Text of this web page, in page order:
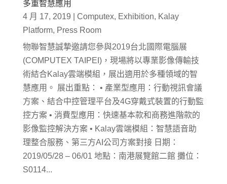
多重智慧應用
4 月 17, 2019
Computex, Exhibition, Kalay
Platform, Press Room
物聯智慧誠摯邀請您參與2019台北國際電腦展
(COMPUTEX TAIPEI)，現場將以專業影像傳輸技
術結合Kalay雲端模組，展出適用於多種領域的智
慧應用。 展出重點： • 產業型應用：行動視訊會議
方案、結合中控管理平台及4G穿戴式裝置的行動監
控方案 • 消費型應用：快速基本款和商務進階款的
影像監控解決方案 • Kalay雲端模組：智慧語音助
理整合服務、第三方AI公司方案對接 日期：
2019/05/28 – 06/01 地點：南港展覽館二館 攤位：
S0114...